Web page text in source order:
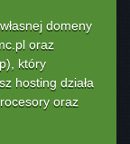
domeny
oraz
który
hosting działa
oraz